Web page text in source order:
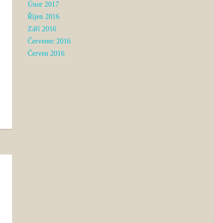
Únor 2017
Říjen 2016
Září 2016
Červenec 2016
Červen 2016